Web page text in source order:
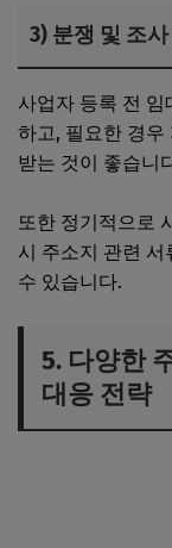
3) 분쟁 및 조
사업자 등록 전
하고, 필요한 경우
받는 것이 좋습니
또한 정기적으로
시 주소지 관련
수 있습니다.
5. 다양한
대응 전략